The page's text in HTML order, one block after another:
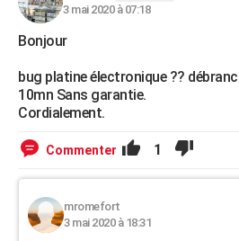
FORUM
Bricolage
Lifestyle
Culture
Television
Voyage
Cinema
3 mai 2020 à 07:18
Bonjour
bug platine électronique ??
10mn Sans garantie.
Cordialement.
Commenter 1
mromefort
3 mai 2020 à 18:31